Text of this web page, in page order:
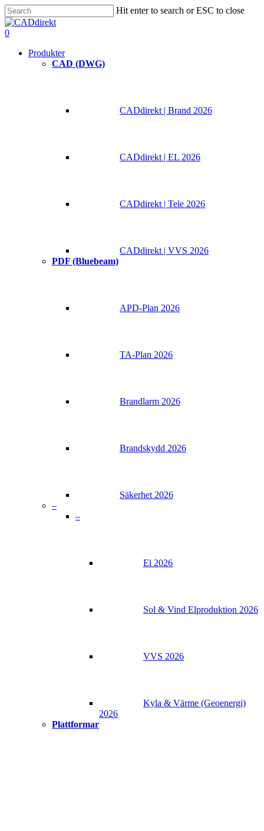
Skip
to
main
Hit enter to search or ESC to close
Close
Search
0
Produkter
CAD (DWG)
CADdirekt | Brand 2026
CADdirekt | EL 2026
CADdirekt | Tele 2026
CADdirekt | VVS 2026
PDF (Bluebeam)
APD-Plan 2026
TA-Plan 2026
Brandlarm 2026
Brandskydd 2026
Säkerhet 2026
–
–
El 2026
Sol & Vind Elproduktion 2026
VVS 2026
Kyla & Värme (Geoenergi)
2026
Plattformar